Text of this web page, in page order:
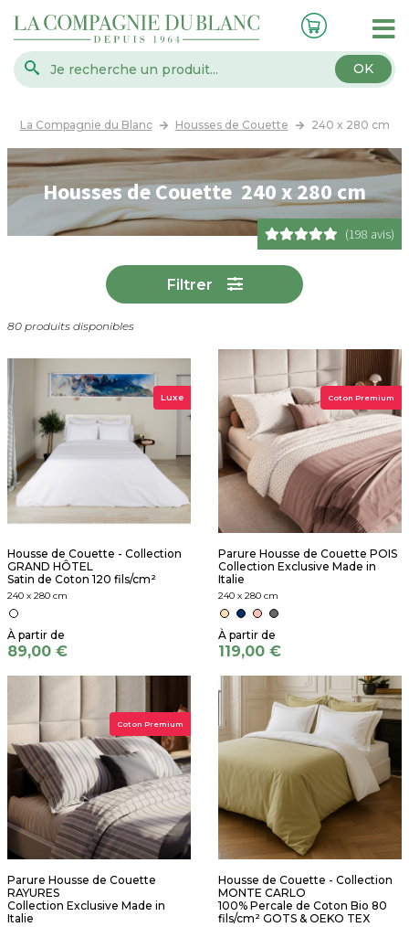
OK
La Compagnie du Blanc Housses de Couette 240 x 280 cm
Housses de Couette 240 x 280 cm
(198 avis)
Filtrer
80 produits disponibles
Luxe
Housse de Couette - Collection
GRAND HÔTEL
Satin de Coton 120 fils/cm²
240 x 280 cm
89,00 €
Coton Premium
Parure Housse de Couette POIS
Collection Exclusive Made in
Italie
240 x 280 cm
119,00 €
Coton Premium
Parure Housse de Couette
RAYURES
Collection Exclusive Made in
Italie
Housse de Couette - Collection
MONTE CARLO
100% Percale de Coton Bio 80
fils/cm² GOTS & OEKO TEX